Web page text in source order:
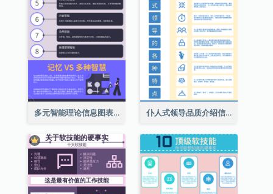
多元智能理论信息图表 仆人式领导品质介绍信息图表